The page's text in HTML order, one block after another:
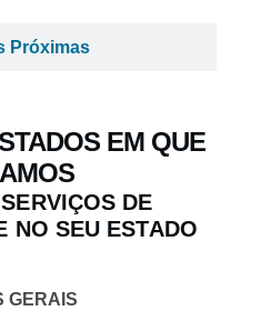
Próximas
EM QUE
DE
NO SEU ESTADO
GERAIS